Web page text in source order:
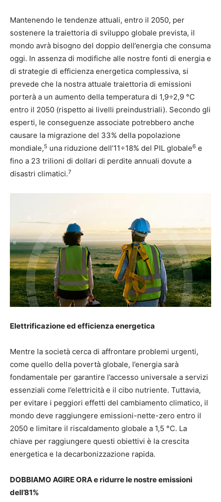
Mantenendo le tendenze attuali, entro il 2050, per
sostenere la traiettoria di sviluppo globale prevista, il
mondo avrà bisogno del doppio dell’energia che consuma
oggi. In assenza di modifiche alle nostre fonti di energia e
di strategie di efficienza energetica complessiva, si
prevede che la nostra attuale traiettoria di emissioni
porterà a un aumento della temperatura di 1,9÷2,9 °C
entro il 2050 (rispetto ai livelli preindustriali). Secondo gli
esperti, le conseguenze associate potrebbero anche
causare la migrazione del 33% della popolazione
mondiale,5 una riduzione dell’11÷18% del PIL globale6 e
fino a 23 trilioni di dollari di perdite annuali dovute a
disastri climatici.7
Elettrificazione ed efficienza energetica
Mentre la società cerca di affrontare problemi urgenti,
come quello della povertà globale, l’energia sarà
fondamentale per garantire l’accesso universale a servizi
essenziali come l’elettricità e il cibo nutriente. Tuttavia,
per evitare i peggiori effetti del cambiamento climatico, il
mondo deve raggiungere emissioni-nette-zero entro il
2050 e limitare il riscaldamento globale a 1,5 °C. La
chiave per raggiungere questi obiettivi è la crescita
energetica e la decarbonizzazione rapida.
DOBBIAMO AGIRE ORA e ridurre le nostre emissioni
dell’81%